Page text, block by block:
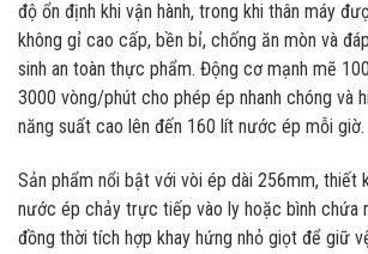
độ ổn định khi vận hành, trong khi thân máy
không gỉ cao cấp, bền bỉ, chống ăn mòn và
sinh an toàn thực phẩm. Động cơ mạnh mẽ
3000 vòng/phút cho phép ép nhanh chóng và
năng suất cao lên đến 160 lít nước ép mỗi giờ.
Sản phẩm nổi bật với vòi ép dài 256mm, thiết
nước ép chảy trực tiếp vào ly hoặc bình chứa
đồng thời tích hợp khay hứng nhỏ giọt để giữ